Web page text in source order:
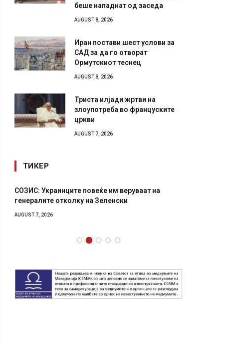
беше нападнат од заседа
AUGUST 8, 2026
Иран постави шест услови за
САД за да го отворат
Ормутскиот теснец
AUGUST 8, 2026
Триста илјади жртви на
злоупотреба во француските
цркви
AUGUST 7, 2026
ТИКЕР
СОЗИС: Украинците повеќе им веруваат на
генералите отколку на Зеленски
AUGUST 7, 2026